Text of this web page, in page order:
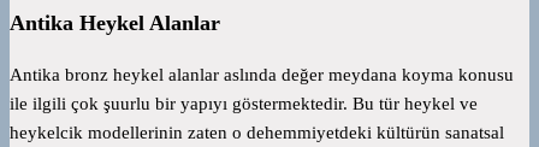
Antika Heykel Alanlar
Antika bronz heykel alanlar aslında değer meydana koyma konusu
ile ilgili çok şuurlu bir yapıyı göstermektedir. Bu tür heykel ve
heykelcik modellerinin zaten o dehemmiyetdeki kültürün sanatsal